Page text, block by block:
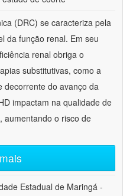
(DRC) se caracteriza pela
da função renal. Em seu
renal obriga o
substitutivas, como a
decorrente do avanço da
impactam na qualidade de
aumentando o risco de
Estadual de Maringá -